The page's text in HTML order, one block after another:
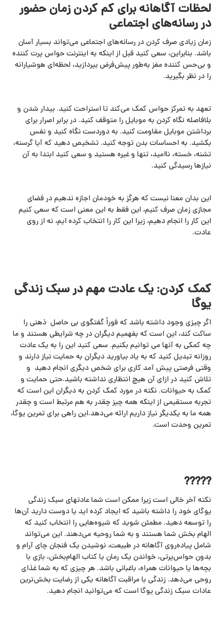
لحظات آگاهانه برای کم کردن زمان حضور
در رسانه‌های اجتماعی
زمان زیادی صرف کردن در رسانه‌های اجتماعی می‌تواند بسیار آسان
باشد. بنابراین، سعی کنید قبل از اینکه به اینترنت حواس‌ پرت کننده
و بی‌حس‌ کننده مغز به‌طور پیش‌فرض بپردازید، لحظه‌ای هوشیارانه
را در نظر بگیرید.
تعهد به تمرکز حواس کمک می‌کند تا استراحت کنید. بیدار شدن و
بلافاصله نگاه کردن به موبایل را متوقف کنید. در برابر اصرار برای
برداشتن موبایل مقاومت کنید. به دوردست نگاه کنید و نفس
بکشید. به احساسات بدن توجه کنید. تشخیص دهید که آیا گرسنه،
تشنه، خسته، ناامید، تنها و غیره هستید و سعی کنید ابتدا به آن
نیازها رسیدگی کنید.
این بدان معنا نیست که هرگز به خودمان اجازه ندهیم در فضای
مجازی زمان صرف کنیم، این فقط به این معنی است که سعی کنیم
این کار را انجام دهیم، زیرا این کار را انتخاب کرده ایم، نه از روی
عادت.
کمک کردن: یک عادت مهم در سبک زندگی
یوگا
اگر چیزی وجود داشته باشد که فوراً گفتگوی بی حاصل ذهنی را
ساکت کند، این است که بفهمیم دیگران در چه شرایطی هستند و ما
چه کمکی به آنها می توانیم بکنیم. سعی کنید این را به یک عادت
روزانه تبدیل کنید که به یاد بیاورید دیگران به حمایت نیاز دارند و
وقتی فرصتی پیش آمد کاری برای شخص دیگری انجام دهید و
تلاش کنید در ازای آن هیچ انتظاری نداشته باشید.حتی حمایت و
کمک به حیوانات. نکته در مورد کمک کردن به دیگران این است که
تجربه مستقیمی از اینکه همه چیز چقدر به هم مرتبط است و چقدر
همه ما به یکدیگر نیاز داریم ارائه می‌دهد.این راهی برای تمرین یوگا،
تمرین وحدت است.
?????
نکته آخر خالی است زیرا ممکن است شما عادتهای سبک زندگی
یوگای خود را داشته باشید که ایجاد کرده اید یا دوست دارید آن‌ها
را توسعه دهید. مطمئن شوید که شیوه‌هایی را انتخاب کنید که
الهام بخش شما هستند و به شما روحیه می‌دهند. این می‌تواند
شامل پیاده‌روی آگاهانه در طبیعت، نوشیدن یک فنجان چای آرام و
بدون حواس‌پرتی، خواندن یک رمان یا کتاب الهام‌بخش، بازی با
بچه‌ها یا حیوانات همراه، باغبانی باشد. هر چیزی که به شما غذای
روحی می‌دهد. زندگی با مراقبت آگاهانه یکی از رضایت بخش‌ترین
عادات سبک زندگی یوگا است که می‌توانید انجام دهید.